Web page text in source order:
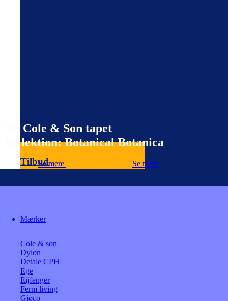
Tilbud
Mærker
Cole & son
Dylon
Detale CPH
Ege
Eijfenger
Ferm living
Gjøco
Ny Cole & Son tapet
kollektion: Botanical Botanica
Se mere Se mere